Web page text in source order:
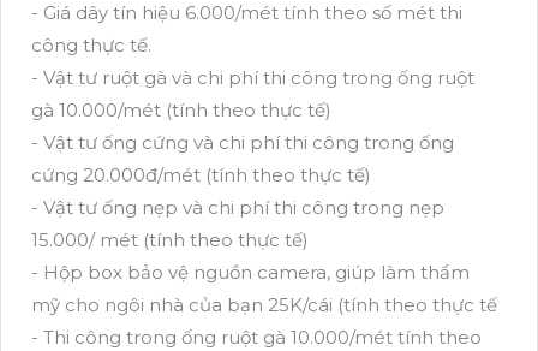
- Giá dây tín hiệu 6.000/mét tính theo số mét thi
công thực tế.
- Vật tư ruột gà và chi phí thi công trong ống ruột
gà 10.000/mét (tính theo thực tế)
- Vật tư ống cứng và chi phí thi công trong ống
cứng 20.000đ/mét (tính theo thực tế)
- Vật tư ống nẹp và chi phí thi công trong nẹp
15.000/ mét (tính theo thực tế)
- Hộp box bảo vệ nguồn camera, giúp làm thẩm
mỹ cho ngôi nhà của bạn 25K/cái (tính theo thực tế
- Thi công trong ống ruột gà 10.000/mét tính theo